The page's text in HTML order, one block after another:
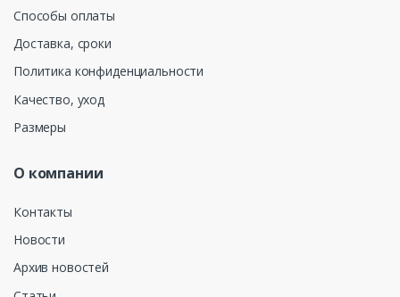
Способы оплаты
Доставка, сроки
Политика конфиденциальности
Качество, уход
Размеры
О компании
Контакты
Новости
Архив новостей